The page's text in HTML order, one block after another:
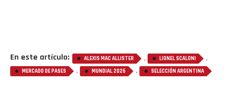
En este artículo: ALEXIS MAC ALLISTER , LIONEL SCALONI ,
MERCADO DE PASES , MUNDIAL 2026 , SELECCIÓN ARGENTINA